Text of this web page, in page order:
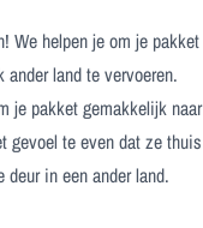
We helpen je om je pakket
land te vervoeren.
je pakket gemakkelijk naar
gevoel te even dat ze thuis
in een ander land.